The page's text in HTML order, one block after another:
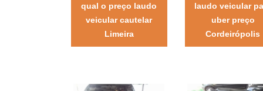
qual o preço laudo
veicular cautelar
Limeira
laudo veicular
uber preço
Cordeirópolis